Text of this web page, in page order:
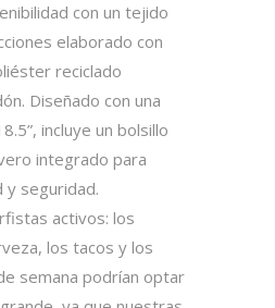
con un tejido
elaborado con
reciclado
Diseñado con una
incluye un bolsillo
integrado para
y seguridad.
activos: los
los tacos y los
semana podrían optar